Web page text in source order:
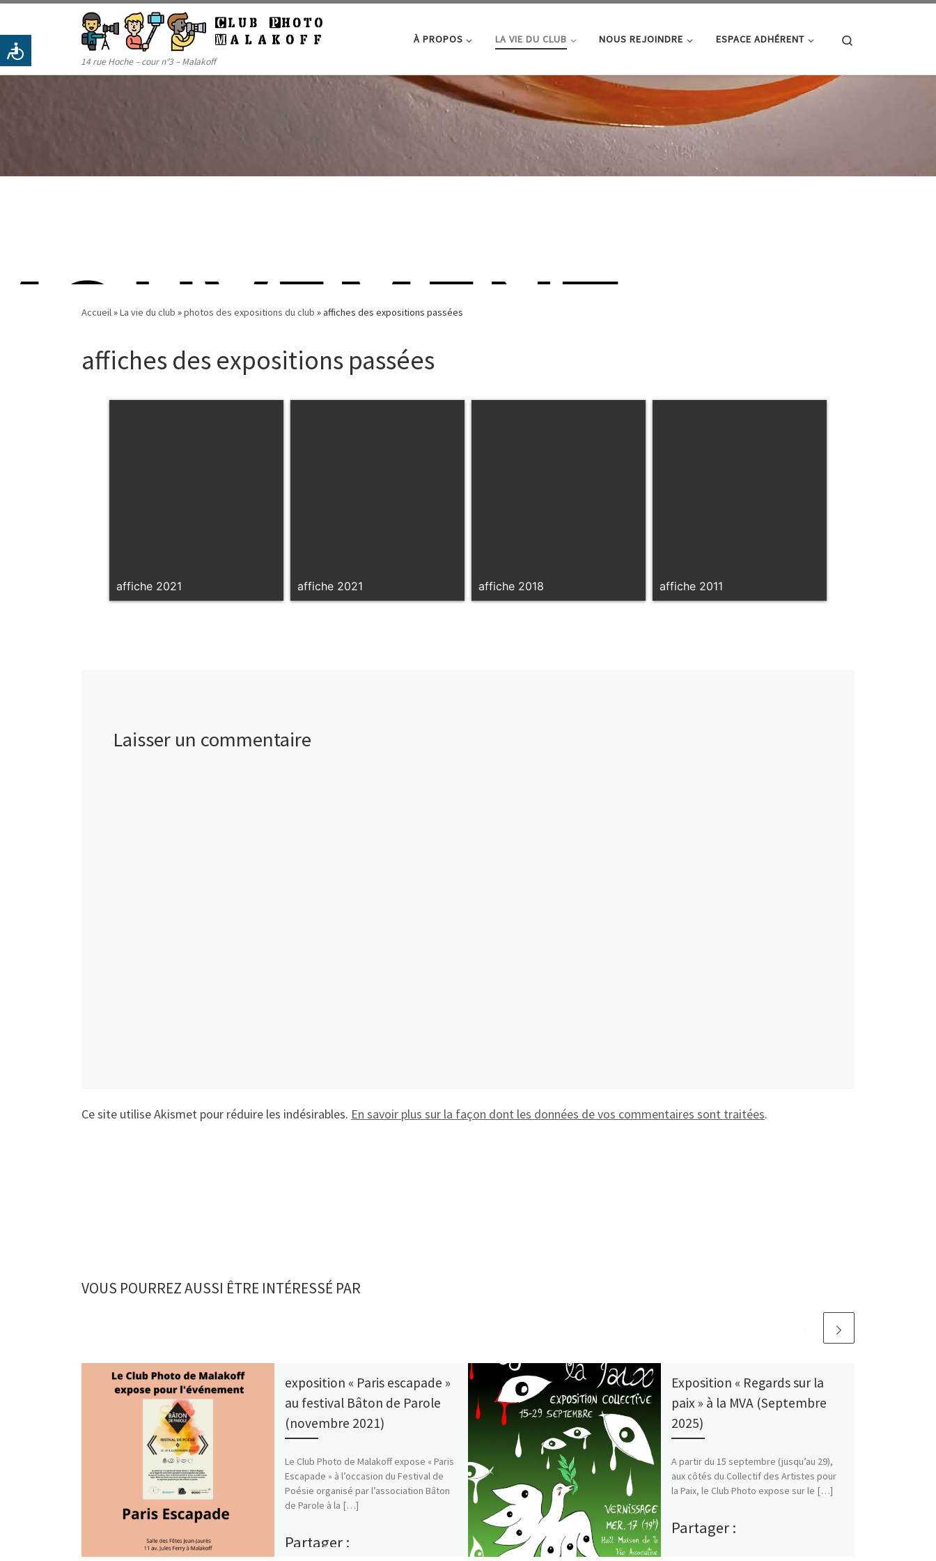
Passer au contenu
14 rue Hoche – cour n°3 – Malakoff
À PROPOS LA VIE DU CLUB NOUS REJOINDRE ESPACE ADHÉRENT
Accueil»La vie du club »photos des expositions du club »affiches des expositions passées
affiches des expositions passées
affiche 2021 affiche 2021 affiche 2018 affiche 2011
Laisser un commentaire
Ce site utilise Akismet pour réduire les indésirables. En savoir plus sur la façon dont les données de vos commentaires sont traitées.
VOUS POURREZ AUSSI ÊTRE INTÉRESSÉ PAR
exposition « Paris escapade »
au festival Bâton de Parole
(novembre 2021)
Le Club Photo de Malakoff expose « Paris
Escapade » à l’occasion du Festival de
Poésie organisé par l’association Bâton
de Parole à la […]
Partager :
Exposition « Regards sur la
paix » à la MVA (Septembre
2025)
A partir du 15 septembre (jusqu’au 29),
aux côtés du Collectif des Artistes pour
la Paix, le Club Photo expose sur le […]
Partager :